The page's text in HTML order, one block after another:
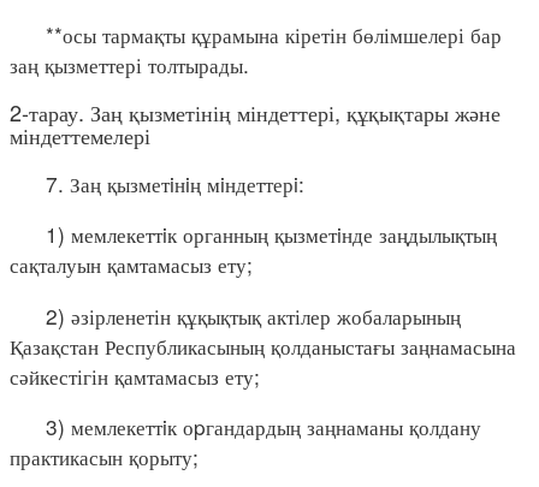
**осы тармақты құрамына кіретін бөлімшелері бар
заң қызметтері толтырады.
2-тарау. Заң қызметінің міндеттері, құқықтары және
міндеттемелері
7. Заң қызметiнiң мiндеттерi:
1) мемлекеттiк органның қызметiнде заңдылықтың
сақталуын қамтамасыз ету;
2) әзірленетін құқықтық актілер жобаларының
Қазақстан Республикасының қолданыстағы заңнамасына
сәйкестігін қамтамасыз ету;
3) мемлекеттiк оpгандардың заңнаманы қолдану
практикасын қорыту;